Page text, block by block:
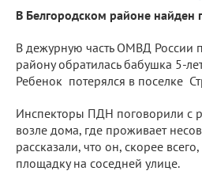
В Белгородском районе
В дежурную часть ОМВД России
району обратилась бабушка 5-
Ребенок потерялся в поселке
Инспекторы ПДН поговорили с
возле дома, где проживает
рассказали, что он, скорее
площадку на соседней улице.